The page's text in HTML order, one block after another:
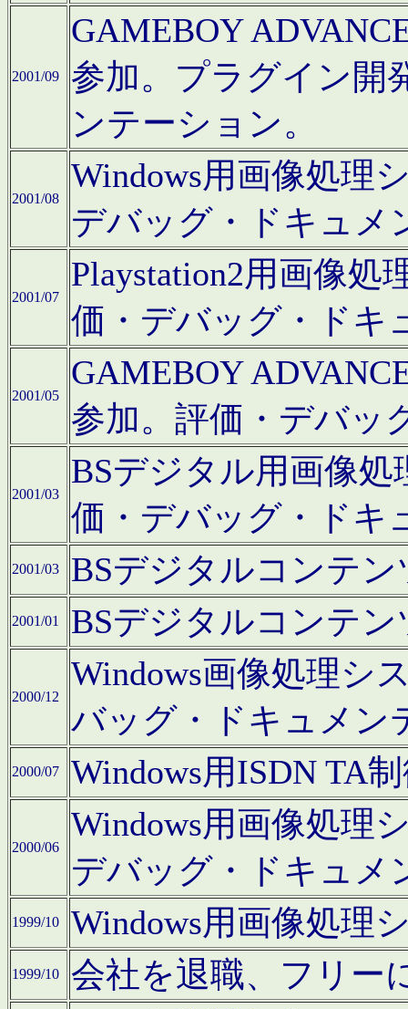
2001/09
GAMEBOY
参加。プラグイン開
ンテーション。
2001/08
Windows用画像処理
デバッグ・ドキュメ
2001/07
Playstation2用画像
価・デバッグ・ドキ
2001/05
GAMEBOY
参加。評価・デバッ
2001/03
BSデジタル用画像
価・デバッグ・ドキ
2001/03 BSデジタルコンテ
2001/01 BSデジタルコンテ
2000/12
Windows画像処理シ
バッグ・ドキュメン
2000/07 Windows用ISDN TA
2000/06
Windows用画像処理
デバッグ・ドキュメ
1999/10 Windows用画像処理
1999/10 会社を退職、フリー